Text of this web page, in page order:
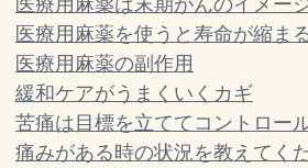
医療用麻薬を使うと寿命が縮ま
医療用麻薬の副作用
緩和ケアがうまくいくカギ
苦痛は目標を立ててコントロー
痛みがある時の状況を教えてく